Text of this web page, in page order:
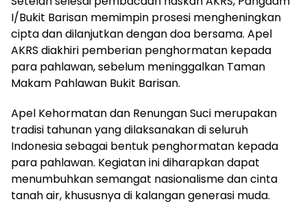
I/Bukit Barisan memimpin prosesi mengheningkan
cipta dan dilanjutkan dengan doa bersama. Apel
AKRS diakhiri pemberian penghormatan kepada
para pahlawan, sebelum meninggalkan Taman
Makam Pahlawan Bukit Barisan.
Apel Kehormatan dan Renungan Suci merupakan
tradisi tahunan yang dilaksanakan di seluruh
Indonesia sebagai bentuk penghormatan kepada
para pahlawan. Kegiatan ini diharapkan dapat
menumbuhkan semangat nasionalisme dan cinta
tanah air, khususnya di kalangan generasi muda.